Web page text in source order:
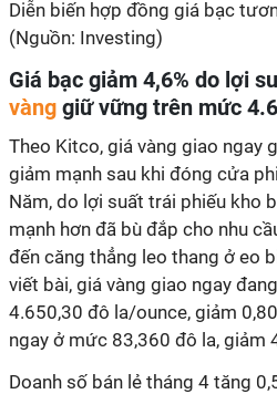
Diễn biến hợp đồng giá bạc
(Nguồn: Investing)
Giá bạc giảm 4,6% do lợi
vàng giữ vững trên mức
Theo Kitco, giá vàng giao ngay
giảm mạnh sau khi đóng cửa
Năm, do lợi suất trái phiếu kho
mạnh hơn đã bù đắp cho nhu
đến căng thẳng leo thang ở eo
viết bài, giá vàng giao ngay
4.650,30 đô la/ounce, giảm
ngay ở mức 83,360 đô la, giảm
Doanh số bán lẻ tháng 4 tăng